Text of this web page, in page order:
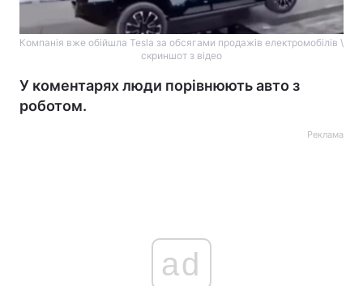
Компанія вже обійшла Tesla за обсягами продажів електромобілів \
скриншот з відео
У коментарях люди порівнюють авто з
роботом.
Реклама
ad